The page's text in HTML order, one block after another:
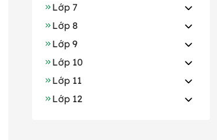
Lớp 7
Lớp 8
Lớp 9
Lớp 10
Lớp 11
Lớp 12